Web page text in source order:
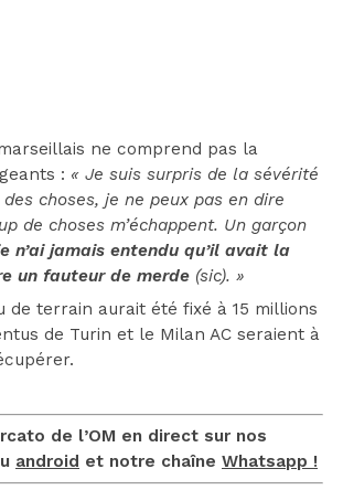
ne comprend pas la
: « Je suis surpris de la sévérité
choses, je ne peux pas en dire
de choses m’échappent. Un garçon
n’ai jamais entendu qu’il avait la
un fauteur de merde (sic). »
de terrain aurait été fixé à 15 millions
de Turin et le Milan AC seraient à
de l’OM en direct sur nos
android et notre chaîne Whatsapp !